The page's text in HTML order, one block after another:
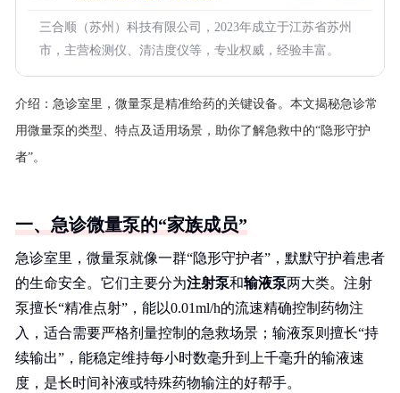
三合顺（苏州）科技有限公司，2023年成立于江苏省苏州
市，主营检测仪、清洁度仪等，专业权威，经验丰富。
介绍： 急诊室里，微量泵是精准给药的关键设备。本文揭秘急诊常
用微量泵的类型、特点及适用场景，助你了解急救中的“隐形守护
者”。
一、急诊微量泵的“家族成员”
急诊室里，微量泵就像一群“隐形守护者”，默默守护着患者
的生命安全。它们主要分为注射泵和输液泵两大类。注射
泵擅长“精准点射”，能以0.01ml/h的流速精确控制药物注
入，适合需要严格剂量控制的急救场景；输液泵则擅长“持
续输出”，能稳定维持每小时数毫升到上千毫升的输液速
度，是长时间补液或特殊药物输注的好帮手。